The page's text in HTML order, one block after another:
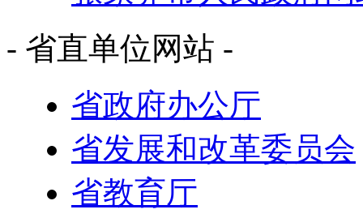
- 省直单位网站 -
省政府办公厅
省发展和改革委员会
省教育厅